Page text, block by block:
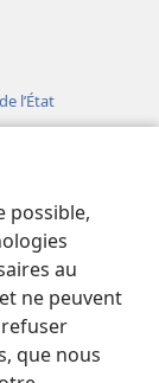
possible,
au
ne peuvent
que nous
l’État